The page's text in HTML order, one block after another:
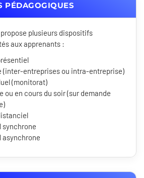
PÉDAGOGIQUES
plusieurs dispositifs
aux apprenants :
(inter-entreprises ou intra-entreprise)
(monitorat)
ou en cours du soir (sur demande
synchrone
asynchrone